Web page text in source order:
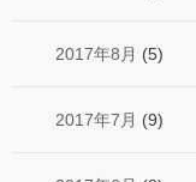
2017年8月 (5)
2017年7月 (9)